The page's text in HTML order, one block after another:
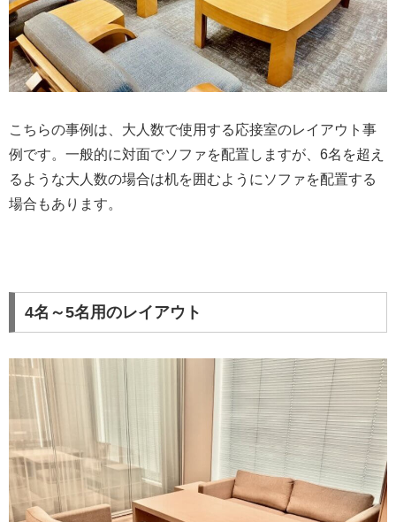
こちらの事例は、大人数で使用する応接室のレイアウト事
例です。一般的に対面でソファを配置しますが、6名を超え
るような大人数の場合は机を囲むようにソファを配置する
場合もあります。
4名～5名用のレイアウト